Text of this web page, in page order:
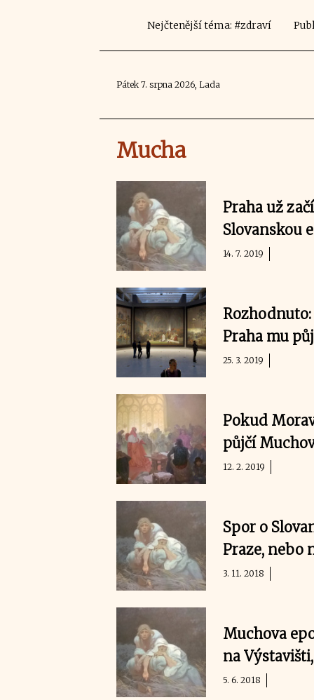
Nejčtenější téma: #zdraví
Pátek 7. srpna 2026, Lada
Mucha
Praha už
Slovanskou
14. 7. 2019
Praha mu
25. 3. 2019
Pokud
půjčí
12. 2. 2019
Spor o
Praze, nebo
3. 11. 2018
Muchova
na
5. 6. 2018